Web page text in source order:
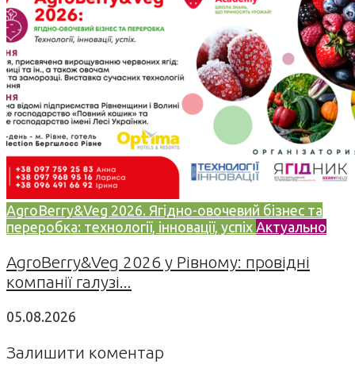
AgroBerry&Veg 2026. Ягідно-овочевий бізнес та
переробка: технології, інновації, успіх Актуально
AgroBerry&Veg 2026 у Рівному: провідні
компанії галузі...
05.08.2026
Залишити коментар